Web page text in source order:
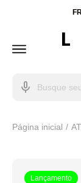
Página inicial
Lançamento